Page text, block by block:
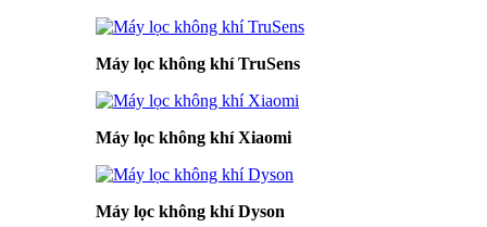
Máy lọc không khí TruSens
Máy lọc không khí Xiaomi
Máy lọc không khí Dyson